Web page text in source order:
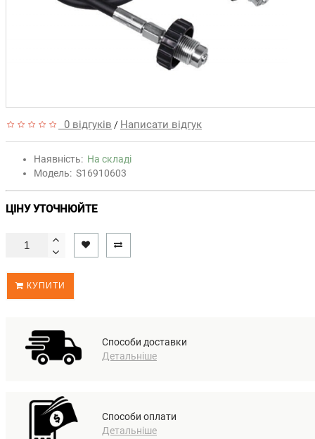
0 відгуків / Написати відгук
Наявність: На складі
Модель: S16910603
ЦІНУ УТОЧНЮЙТЕ
КУПИТИ
Способи доставки
Детальніше
Способи оплати
Детальніше